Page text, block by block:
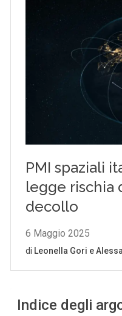
Indice degli